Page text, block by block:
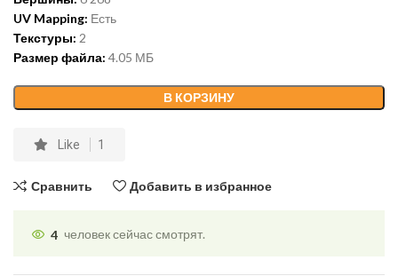
UV Mapping: Есть
Текстуры: 2
Размер файла: 4.05 МБ
В КОРЗИНУ
Like 1
Сравнить Добавить в избранное
4 человек сейчас смотрят.